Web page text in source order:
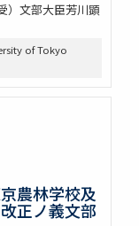
）文部大臣芳川顕
of Tokyo
農林学校及
正ノ義文部